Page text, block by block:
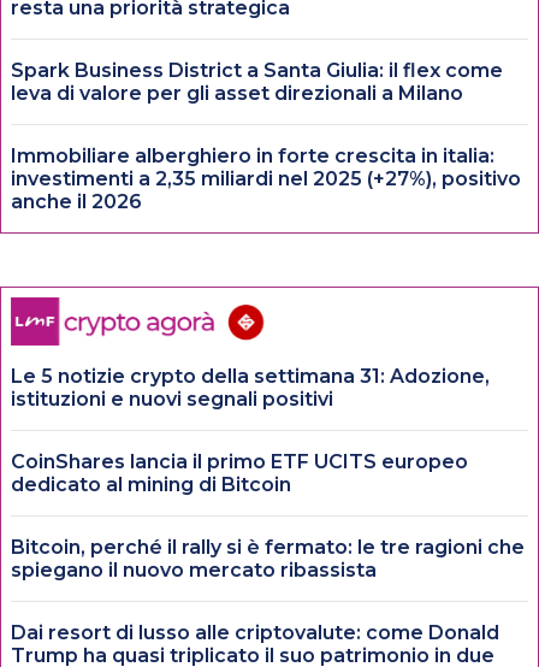
resta una priorità strategica
Spark Business District a Santa Giulia: il flex come
leva di valore per gli asset direzionali a Milano
Immobiliare alberghiero in forte crescita in italia:
investimenti a 2,35 miliardi nel 2025 (+27%), positivo
anche il 2026
Le 5 notizie crypto della settimana 31: Adozione,
istituzioni e nuovi segnali positivi
CoinShares lancia il primo ETF UCITS europeo
dedicato al mining di Bitcoin
Bitcoin, perché il rally si è fermato: le tre ragioni che
spiegano il nuovo mercato ribassista
Dai resort di lusso alle criptovalute: come Donald
Trump ha quasi triplicato il suo patrimonio in due